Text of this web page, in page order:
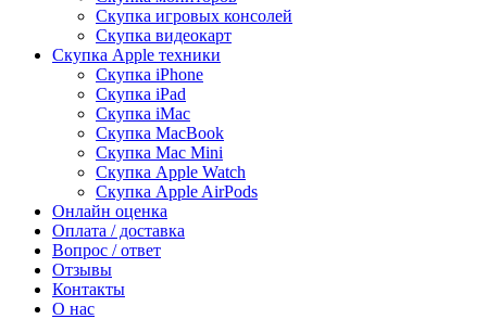
Скупка игровых консолей
Скупка видеокарт
Скупка Apple техники
Скупка iPhone
Скупка iPad
Скупка iMac
Скупка MacBook
Скупка Mac Mini
Скупка Apple Watch
Скупка Apple AirPods
Онлайн оценка
Оплата / доставка
Вопрос / ответ
Отзывы
Контакты
О нас